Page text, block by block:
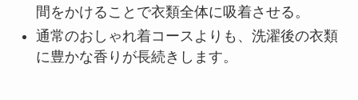
間をかけることで衣類全体に吸着させる。
通常のおしゃれ着コースよりも、洗濯後の衣類
に豊かな香りが長続きします。